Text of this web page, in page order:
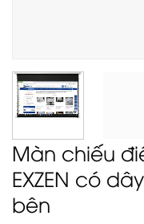
Màn chiếu
EXZEN có
bên